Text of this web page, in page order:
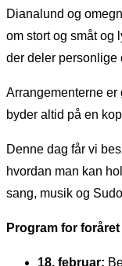
Dianalund og
om stort og småt
der deler
Arrangementerne er
byder altid på en
Denne dag får vi
hvordan man kan
sang, musik og
Program for foråret
18. februar: